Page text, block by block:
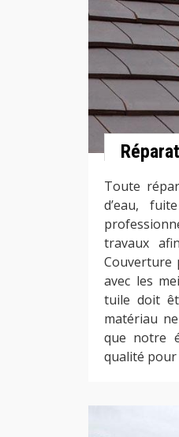
Toute
d’eau,
travaux
Couverture
avec les
tuile doit
matériau
que notre
qualité pour